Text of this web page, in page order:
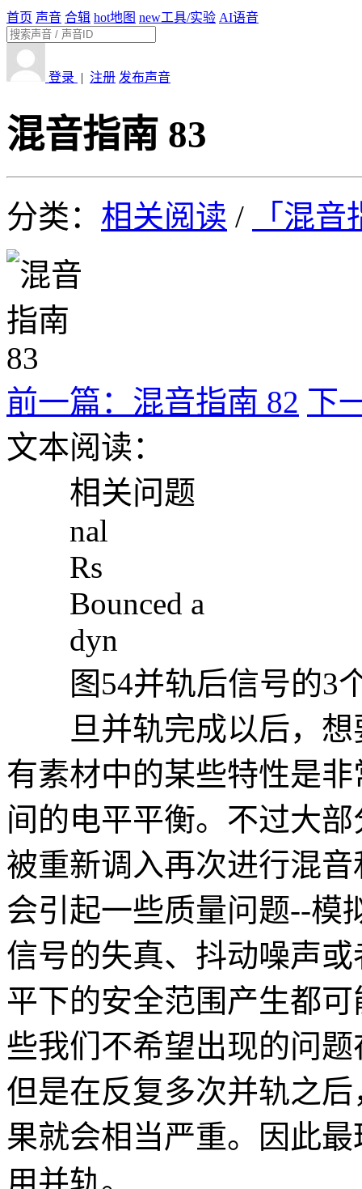
首页 声音 合辑 hot地图 new工具/实验 AI语音
登录 | 注册 发布声音
混音指南 83
分类： 相关阅读 / 「混
前一篇：混音指南 82 下
文本阅读：
相关问题
nal
Rs
Bounced a
dyn
图54并轨后信号的3
旦并轨完成以后，想
有素材中的某些特性是
间的电平平衡。不过大
被重新调入再次进行混
会引起一些质量问题--模
信号的失真、抖动噪声
平下的安全范围产生都
些我们不希望出现的问
但是在反复多次并轨之
果就会相当严重。因此
用并轨。